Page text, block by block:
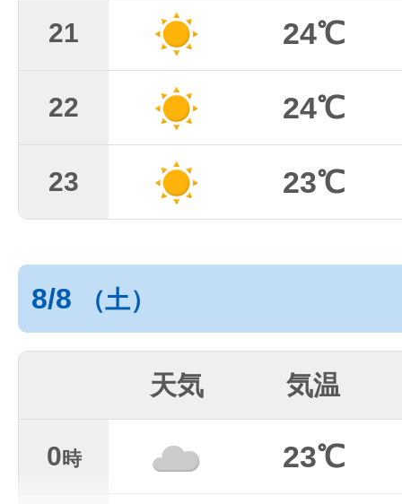
21 24℃
22 24℃
23 23℃
8/8 （土）
天気 気温
0時 23℃